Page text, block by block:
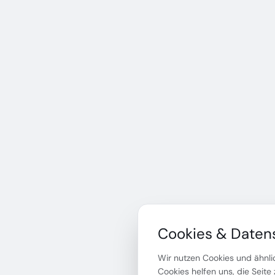
Cookies &
Wir nutzen Cookies und
Cookies helfen uns, die